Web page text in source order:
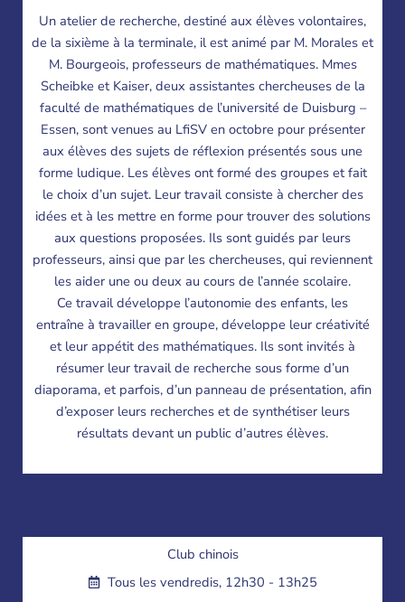
Un atelier de recherche, destiné aux élèves volontaires,
de la sixième à la terminale, il est animé par M. Morales et
M. Bourgeois, professeurs de mathématiques. Mmes
Scheibke et Kaiser, deux assistantes chercheuses de la
faculté de mathématiques de l’université de Duisburg –
Essen, sont venues au LfiSV en octobre pour présenter
aux élèves des sujets de réflexion présentés sous une
forme ludique. Les élèves ont formé des groupes et fait
le choix d’un sujet. Leur travail consiste à chercher des
idées et à les mettre en forme pour trouver des solutions
aux questions proposées. Ils sont guidés par leurs
professeurs, ainsi que par les chercheuses, qui reviennent
les aider une ou deux au cours de l’année scolaire.
Ce travail développe l’autonomie des enfants, les
entraîne à travailler en groupe, développe leur créativité
et leur appétit des mathématiques. Ils sont invités à
résumer leur travail de recherche sous forme d’un
diaporama, et parfois, d’un panneau de présentation, afin
d’exposer leurs recherches et de synthétiser leurs
résultats devant un public d’autres élèves.
Club chinois
Tous les vendredis, 12h30 - 13h25